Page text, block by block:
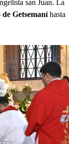
san Juan. La
Getsemaníhasta